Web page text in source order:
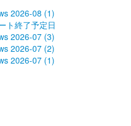
2026-08 (1)
ト終了予定日
2026-07 (3)
2026-07 (2)
2026-07 (1)